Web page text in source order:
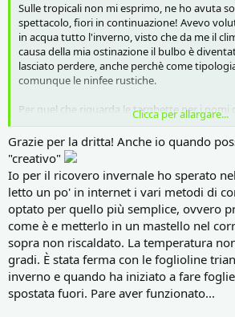
Sulle tropicali non mi esprimo, ne ho avuta
spettacolo, fiori in continuazione! Avevo
in acqua tutto l'inverno, visto che da me il
causa della mia ostinazione il bulbo è
lasciato perdere, anche perchè come
comunque le ninfee rustiche.
Per quel che riguarda le targhette per i nomi
metodo molto casalingo. Riutilizzo le
che si vendono nei supermercati, creo le
sul lato con un ferro arroventato e inserisco
ai vasi. Come dice Crash, scrivo il nome con la
anni non si cancella nulla. Al massimo può
ma basta pulirla con un panno e il nome si
vedi, metodo economico e utilissimo
Clicca per allargare...
Grazie per la dritta! Anche io quando
"creativo"
Io per il ricovero invernale ho sperato
letto un po' in internet i vari metodi di
optato per quello più semplice, ovvero
come è e metterlo in un mastello nel
sopra non riscaldato. La temperatura
gradi. È stata ferma con le foglioline
inverno e quando ha iniziato a fare
spostata fuori. Pare aver funzionato...